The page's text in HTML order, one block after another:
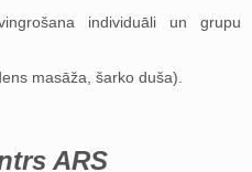
individuāli un grupu
masāža, šarko duša).
ARS